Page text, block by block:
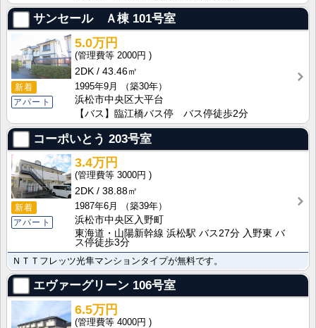
サンセール Ａ棟101号室
新着
アパート
5.0万円
2000円
2DK
43.46㎡
1995年9月
（築30年）
浜松市中央区大平台
【バス】臨江橋バス停 バス停徒歩2分
コーポいとう 203号室
新着
アパート
3.4万円
3000円
2DK
38.88㎡
1987年6月
（築39年）
浜松市中央区入野町
東海道・山陽新幹線 浜松駅 バス27分 入野東 バ
ス停徒歩3分
ＮＴＴフレッツ光隼マンションタイプが無料です。
エヴァーグリーン 106号室
6.5万円
4000円